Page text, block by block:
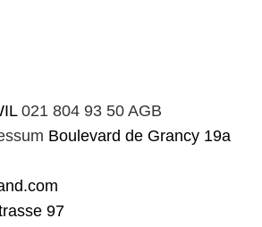
021 804 93 50 AGB
Boulevard de Grancy 19a
97